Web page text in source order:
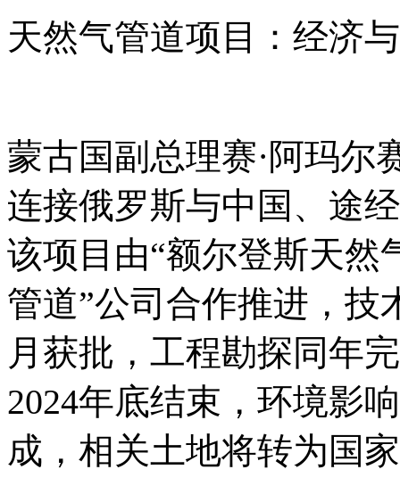
天然气管道项目：经济
蒙古国副总理赛·阿玛尔
连接俄罗斯与中国、途
该项目由“额尔登斯天然
管道”公司合作推进，技
月获批，工程勘探同年
2024年底结束，环境影
成，相关土地将转为国